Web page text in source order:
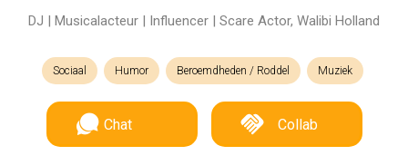
DJ | Musicalacteur | Influencer | Scare Actor, Walibi Holland
Sociaal Humor Beroemdheden / Roddel Muziek
Chat Collab